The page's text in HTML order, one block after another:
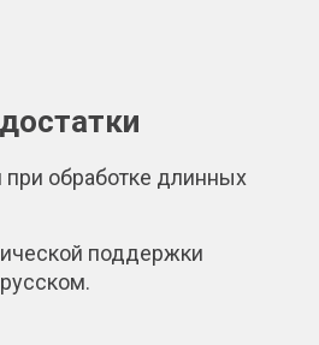
обработке длинных
поддержки